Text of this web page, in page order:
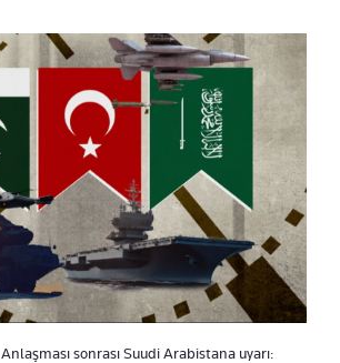
sonrası Suudi Arabistana uyarı: